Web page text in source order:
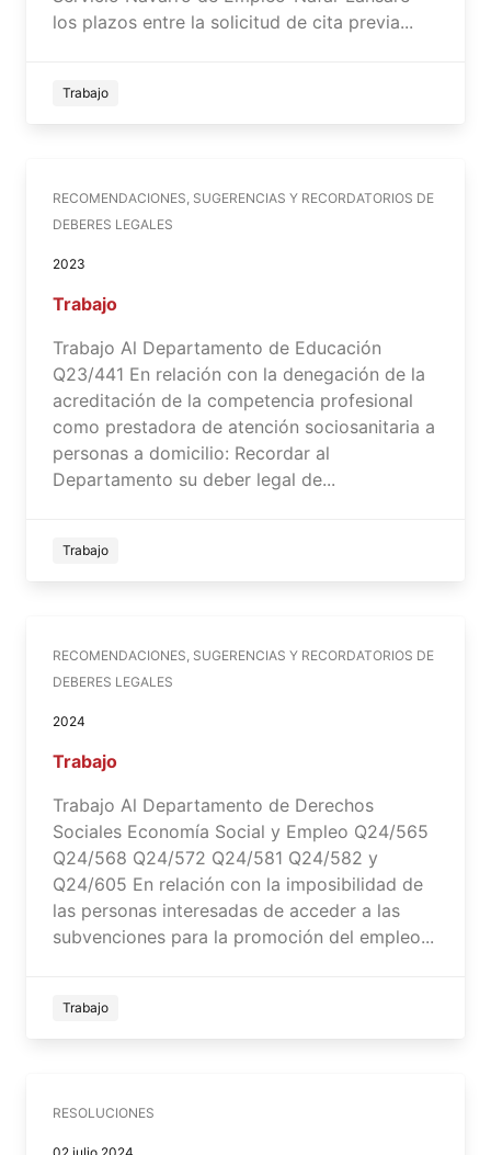
los plazos entre la solicitud de cita previa...
Trabajo
RECOMENDACIONES, SUGERENCIAS Y RECORDATORIOS DE
DEBERES LEGALES
2023
Trabajo
Trabajo Al Departamento de Educación
Q23/441 En relación con la denegación de la
acreditación de la competencia profesional
como prestadora de atención sociosanitaria a
personas a domicilio: Recordar al
Departamento su deber legal de...
Trabajo
RECOMENDACIONES, SUGERENCIAS Y RECORDATORIOS DE
DEBERES LEGALES
2024
Trabajo
Trabajo Al Departamento de Derechos
Sociales Economía Social y Empleo Q24/565
Q24/568 Q24/572 Q24/581 Q24/582 y
Q24/605 En relación con la imposibilidad de
las personas interesadas de acceder a las
subvenciones para la promoción del empleo...
Trabajo
RESOLUCIONES